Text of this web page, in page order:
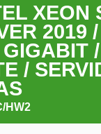
XEON
2019
/
HW2